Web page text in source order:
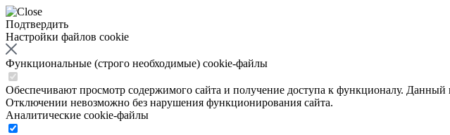
Подтвердить
Настройки файлов cookie
Функциональные (строго необходимые) cookie-файлы
Обеспечивают просмотр содержимого сайта и получение доступа к функционалу. Данный
Отключении невозможно без нарушения функционирования сайта.
Аналитические cookie-файлы